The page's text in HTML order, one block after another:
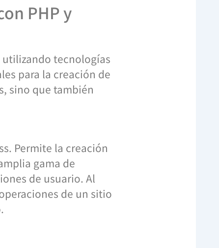
PHP y
utilizando tecnologías
para la creación de
sino que también
Permite la creación
gama de
de usuario. Al
de un sitio